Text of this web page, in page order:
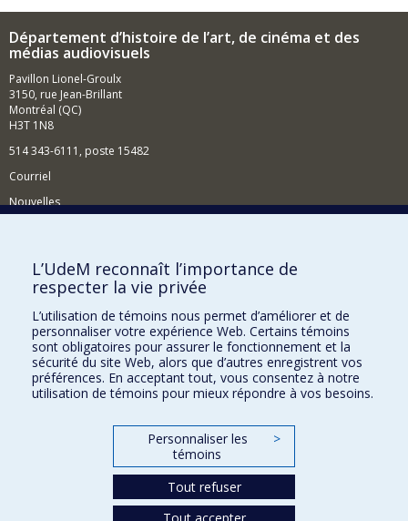
Département d’histoire de l’art, de cinéma et des
médias audiovisuels
Pavillon Lionel-Groulx
3150, rue Jean-Brillant
Montréal (QC)
H3T 1N8
514 343-6111, poste 15482
Courriel
Nouvelles
Comment soutenir le Département?
BESOIN D'AIDE?
Plan du site
Signaler une erreur
Accessibilité
FACULTÉ DES ARTS ET DES SCIENCES
Nos départements et écoles
L’UdeM reconnaît l’importance de
respecter la vie privée
L’utilisation de témoins nous permet d’améliorer et de
personnaliser votre expérience Web. Certains témoins
sont obligatoires pour assurer le fonctionnement et la
sécurité du site Web, alors que d’autres enregistrent vos
préférences. En acceptant tout, vous consentez à notre
utilisation de témoins pour mieux répondre à vos besoins.
Personnaliser les
témoins
>
Tout refuser